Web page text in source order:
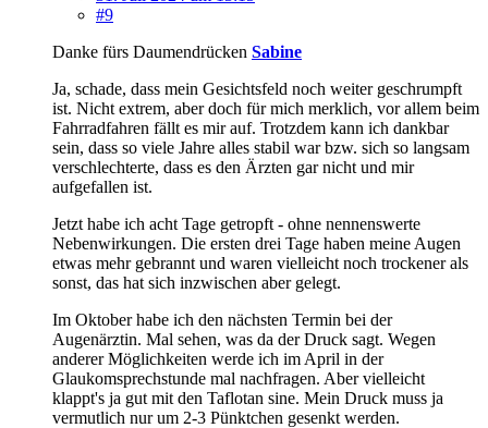
#9
Danke fürs Daumendrücken Sabine
Ja, schade, dass mein Gesichtsfeld noch weiter geschrumpft
ist. Nicht extrem, aber doch für mich merklich, vor allem beim
Fahrradfahren fällt es mir auf. Trotzdem kann ich dankbar
sein, dass so viele Jahre alles stabil war bzw. sich so langsam
verschlechterte, dass es den Ärzten gar nicht und mir
aufgefallen ist.
Jetzt habe ich acht Tage getropft - ohne nennenswerte
Nebenwirkungen. Die ersten drei Tage haben meine Augen
etwas mehr gebrannt und waren vielleicht noch trockener als
sonst, das hat sich inzwischen aber gelegt.
Im Oktober habe ich den nächsten Termin bei der
Augenärztin. Mal sehen, was da der Druck sagt. Wegen
anderer Möglichkeiten werde ich im April in der
Glaukomsprechstunde mal nachfragen. Aber vielleicht
klappt's ja gut mit den Taflotan sine. Mein Druck muss ja
vermutlich nur um 2-3 Pünktchen gesenkt werden.